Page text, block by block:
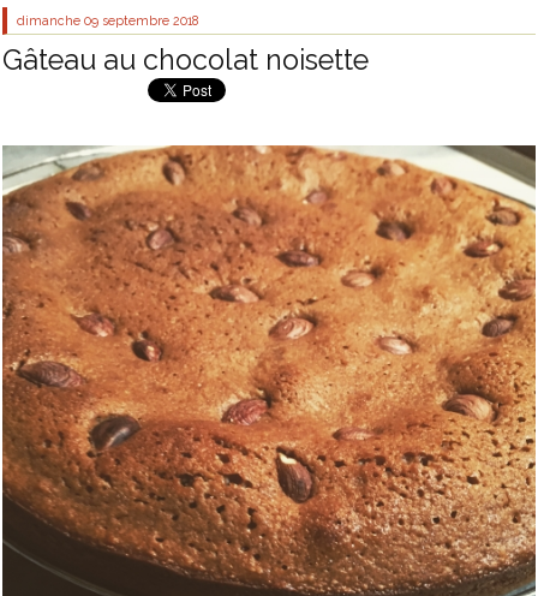
dimanche 09 septembre 2018
Gâteau au chocolat noisette